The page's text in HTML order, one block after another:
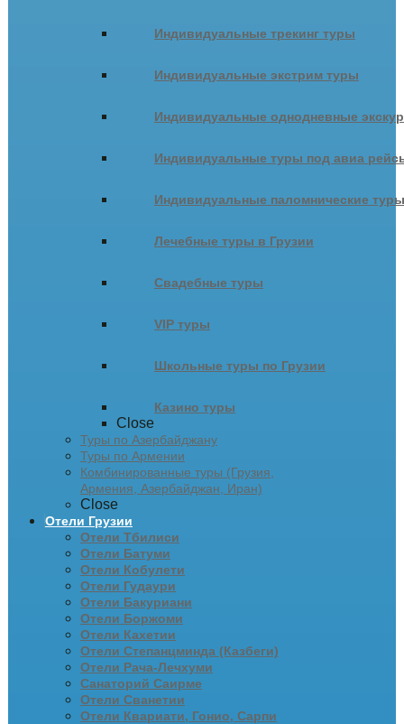
Индивидуальные трекинг туры
Индивидуальные экстрим туры
Индивидуальные однодневные
Индивидуальные туры под авиа
Индивидуальные паломнические туры
Лечебные туры в Грузии
Свадебные туры
VIP туры
Школьные туры по Грузии
Казино туры
Close
Туры по Азербайджану
Туры по Армении
Комбинированные туры (Грузия,
Армения, Азербайджан, Иран)
Close
Отели Грузии
Отели Тбилиси
Отели Батуми
Отели Кобулети
Отели Гудаури
Отели Бакуриани
Отели Боржоми
Отели Кахетии
Отели Степанцминда (Казбеги)
Отели Рача-Лечхуми
Санаторий Саирме
Отели Сванетии
Отели Квариати, Гонио, Сарпи